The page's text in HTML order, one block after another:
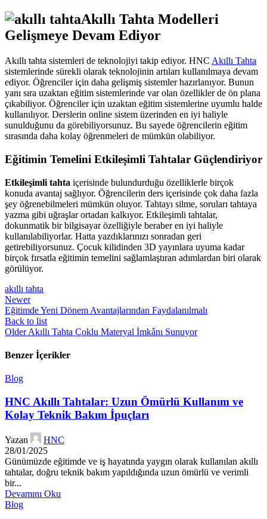
Akıllı Tahta Modelleri
Gelişmeye Devam Ediyor
Akıllı tahta sistemleri de teknolojiyi takip ediyor. HNC Akıllı Tahta
sistemlerinde sürekli olarak teknolojinin artıları kullanılmaya devam
ediyor. Öğrenciler için daha gelişmiş sistemler hazırlanıyor. Bunun
yanı sıra uzaktan eğitim sistemlerinde var olan özellikler de ön plana
çıkabiliyor. Öğrenciler için uzaktan eğitim sistemlerine uyumlu halde
kullanılıyor. Derslerin online sistem üzerinden en iyi haliyle
sunulduğunu da görebiliyorsunuz. Bu sayede öğrencilerin eğitim
sırasında daha kolay öğrenmeleri de mümkün olabiliyor.
Eğitimin Temelini Etkileşimli Tahtalar Güçlendiriyor
Etkileşimli tahta içerisinde bulundurduğu özelliklerle birçok
konuda avantaj sağlıyor. Öğrencilerin ders içerisinde çok daha fazla
şey öğrenebilmeleri mümkün oluyor. Tahtayı silme, soruları tahtaya
yazma gibi uğraşlar ortadan kalkıyor. Etkileşimli tahtalar,
dokunmatik bir bilgisayar özelliğiyle beraber en iyi haliyle
kullanılabiliyorlar. Hatta yazdıklarınızı sonradan geri
getirebiliyorsunuz. Çocuk kilidinden 3D yayınlara uyuma kadar
birçok fırsatla eğitimin temelini sağlamlaştıran adımlardan biri olarak
görülüyor.
akıllı tahta
Newer
Eğitimde Yeni Dönem Avantajlarından Faydalanılmalı
Back to list
Older Akıllı Tahta Çoklu Materyal İmkânı Sunuyor
Benzer İçerikler
Blog
HNC Akıllı Tahtalar: Uzun Ömürlü Kullanım ve
Kolay Teknik Bakım İpuçları
Yazan
HNC
28/01/2025
Günümüzde eğitimde ve iş hayatında yaygın olarak kullanılan akıllı
tahtalar, doğru teknik bakım yapıldığında uzun ömürlü ve verimli
bir...
Devamını Oku
Blog